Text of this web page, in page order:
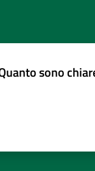
sono